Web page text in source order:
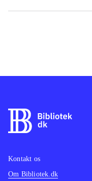
Kontakt os
Om Bibliotek.dk